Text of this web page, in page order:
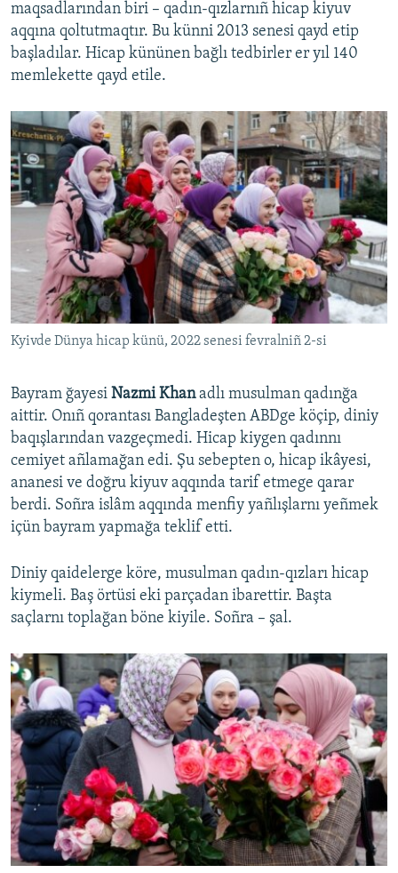
maqsadlarından biri – qadın-qızlarnıñ hicap kiyuv
aqqına qoltutmaqtır. Bu künni 2013 senesi qayd etip
başladılar. Hicap kününen bağlı tedbirler er yıl 140
memlekette qayd etile.
Kyivde Dünya hicap künü, 2022 senesi fevralniñ 2-si
Bayram ğayesi Nazmi Khanadlı musulman qadınğa
aittir. Onıñ qorantası Bangladeşten ABDge köçip, diniy
baqışlarından vazgeçmedi. Hicap kiygen qadınnı
cemiyet añlamağan edi. Şu sebepten o, hicap ikâyesi,
ananesi ve doğru kiyuv aqqında tarif etmege qarar
berdi. Soñra islâm aqqında menfiy yañlışlarnı yeñmek
içün bayram yapmağa teklif etti.
Diniy qaidelerge köre, musulman qadın-qızları hicap
kiymeli. Baş örtüsi eki parçadan ibarettir. Başta
saçlarnı toplağan böne kiyile. Soñra – şal.